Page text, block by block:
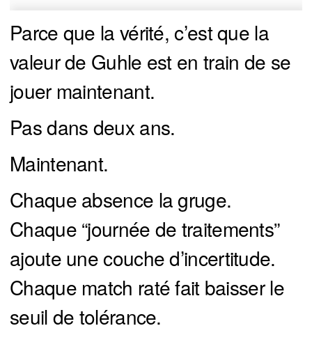
Parce que la vérité, c’est que la
valeur de Guhle est en train de se
jouer maintenant.
Pas dans deux ans.
Maintenant.
Chaque absence la gruge.
Chaque “journée de traitements”
ajoute une couche d’incertitude.
Chaque match raté fait baisser le
seuil de tolérance.